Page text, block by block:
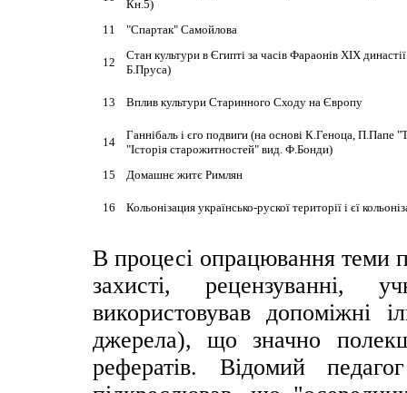
Кн.5)
11
"Спартак" Самойлова
12
Стан культури в Єгипті за часів Фараонів ХІХ
Б.Пруса)
13 Вплив культури Старинного Сходу на Європу
14
Ганнібаль і єго подвиги (на основі К.Геноца, П.Папе
"Історія старожитностей" вид. Ф.Бонди)
15
Домашнє житє Римлян
16 Кольонізация українсько-рускої території і єї
В процесі опрацювання теми
захисті, рецензуванні,
використовував допоміжні
джерела), що значно
рефератів. Відомий